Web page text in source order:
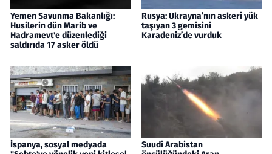
Yemen Savunma Bakanlığı:
Husilerin dün Marib ve
Hadramevt'e düzenlediği
saldırıda 17 asker öldü
Rusya: Ukrayna’nın askeri yük
taşıyan 3 gemisini
Karadeniz’de vurduk
İspanya, sosyal medyada
Suudi Arabistan